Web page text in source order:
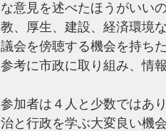
な意見を述べたほうがいい
教、厚生、建設、経済環境
議会を傍聴する機会を持ち
参考に市政に取り組み、情
参加者は４人と少数ではあ
治と行政を学ぶ大変良い機